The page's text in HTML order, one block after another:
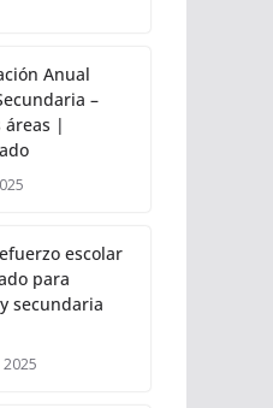
Anual
–
áreas |
escolar
para
secundaria